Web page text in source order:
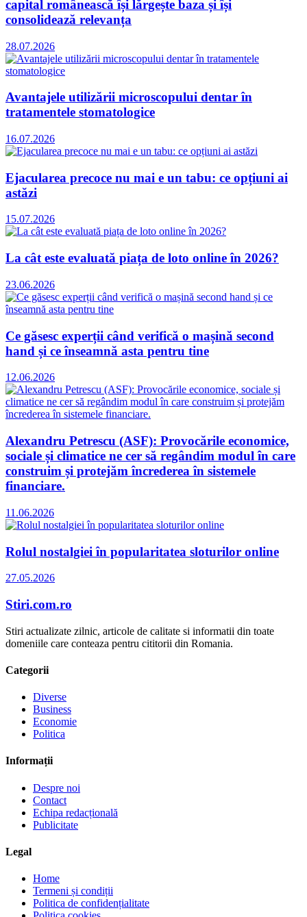
capital românească își lărgește baza și își
consolidează relevanța
28.07.2026
Avantajele utilizării microscopului dentar în
tratamentele stomatologice
16.07.2026
Ejacularea precoce nu mai e un tabu: ce opțiuni ai
astăzi
15.07.2026
La cât este evaluată piața de loto online în 2026?
23.06.2026
Ce găsesc experții când verifică o mașină second
hand și ce înseamnă asta pentru tine
12.06.2026
Alexandru Petrescu (ASF): Provocările economice,
sociale și climatice ne cer să regândim modul în care
construim și protejăm încrederea în sistemele
financiare.
11.06.2026
Rolul nostalgiei în popularitatea sloturilor online
27.05.2026
Stiri.com.ro
Stiri actualizate zilnic, articole de calitate si informatii din toate
domeniile care conteaza pentru cititorii din Romania.
Categorii
Diverse
Business
Economie
Politica
Informații
Despre noi
Contact
Echipa redacțională
Publicitate
Legal
Home
Termeni și condiții
Politica de confidențialitate